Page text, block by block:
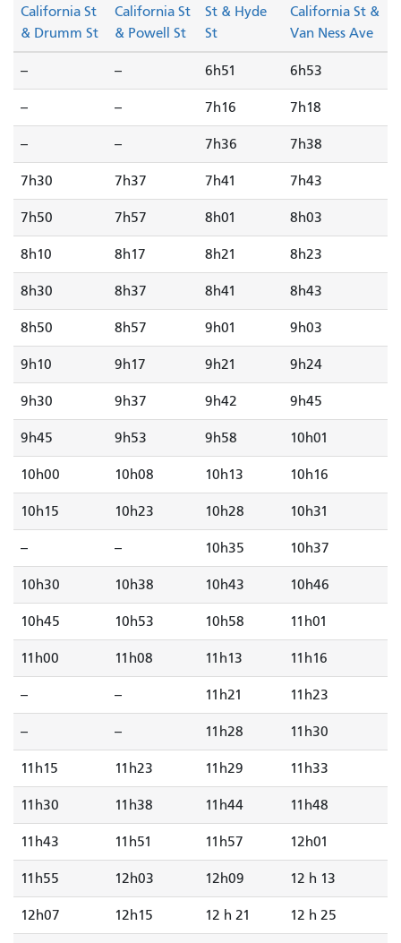
California St
& Drumm St
California St
& Powell St
St & Hyde
St
California St &
Van Ness Ave
-- -- 6h51 6h53
-- -- 7h16 7h18
-- -- 7h36 7h38
7h30 7h37 7h41 7h43
7h50 7h57 8h01 8h03
8h10 8h17 8h21 8h23
8h30 8h37 8h41 8h43
8h50 8h57 9h01 9h03
9h10 9h17 9h21 9h24
9h30 9h37 9h42 9h45
9h45 9h53 9h58 10h01
10h00 10h08 10h13 10h16
10h15 10h23 10h28 10h31
-- -- 10h35 10h37
10h30 10h38 10h43 10h46
10h45 10h53 10h58 11h01
11h00 11h08 11h13 11h16
-- -- 11h21 11h23
-- -- 11h28 11h30
11h15 11h23 11h29 11h33
11h30 11h38 11h44 11h48
11h43 11h51 11h57 12h01
11h55 12h03 12h09 12 h 13
12h07 12h15 12 h 21 12 h 25